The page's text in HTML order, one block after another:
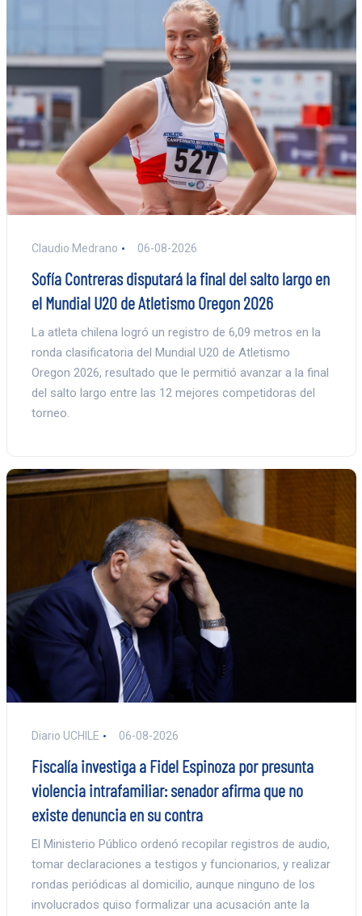
Claudio Medrano 06-08-2026
Sofía Contreras disputará la final del salto largo en
el Mundial U20 de Atletismo Oregon 2026
La atleta chilena logró un registro de 6,09 metros en la
ronda clasificatoria del Mundial U20 de Atletismo
Oregon 2026, resultado que le permitió avanzar a la final
del salto largo entre las 12 mejores competidoras del
torneo.
Diario UCHILE 06-08-2026
Fiscalía investiga a Fidel Espinoza por presunta
violencia intrafamiliar: senador afirma que no
existe denuncia en su contra
El Ministerio Público ordenó recopilar registros de audio,
tomar declaraciones a testigos y funcionarios, y realizar
rondas periódicas al domicilio, aunque ninguno de los
involucrados quiso formalizar una acusación ante la